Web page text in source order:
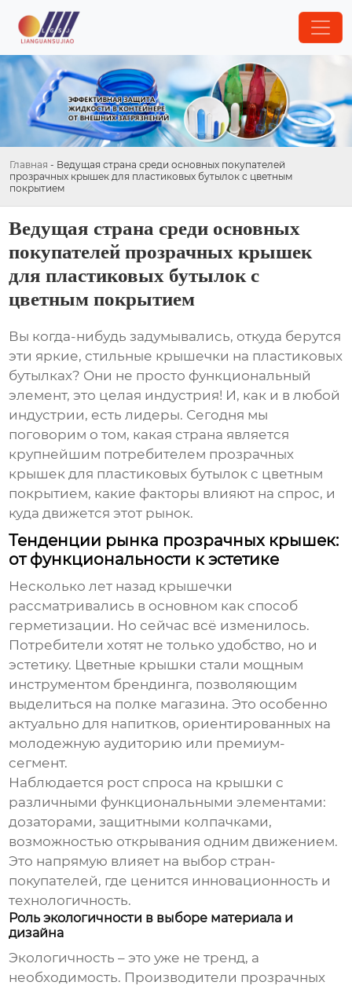
Главная - Ведущая страна среди основных покупателей
прозрачных крышек для пластиковых бутылок с цветным
покрытием
Ведущая страна среди основных
покупателей прозрачных крышек
для пластиковых бутылок с
цветным покрытием
Вы когда-нибудь задумывались, откуда берутся
эти яркие, стильные крышечки на пластиковых
бутылках? Они не просто функциональный
элемент, это целая индустрия! И, как и в любой
индустрии, есть лидеры. Сегодня мы
поговорим о том, какая страна является
крупнейшим потребителем прозрачных
крышек для пластиковых бутылок с цветным
покрытием, какие факторы влияют на спрос, и
куда движется этот рынок.
Тенденции рынка прозрачных крышек:
от функциональности к эстетике
Несколько лет назад крышечки
рассматривались в основном как способ
герметизации. Но сейчас всё изменилось.
Потребители хотят не только удобство, но и
эстетику. Цветные крышки стали мощным
инструментом брендинга, позволяющим
выделиться на полке магазина. Это особенно
актуально для напитков, ориентированных на
молодежную аудиторию или премиум-
сегмент.
Наблюдается рост спроса на крышки с
различными функциональными элементами:
дозаторами, защитными колпачками,
возможностью открывания одним движением.
Это напрямую влияет на выбор стран-
покупателей, где ценится инновационность и
технологичность.
Роль экологичности в выборе материала и
дизайна
Экологичность – это уже не тренд, а
необходимость. Производители прозрачных